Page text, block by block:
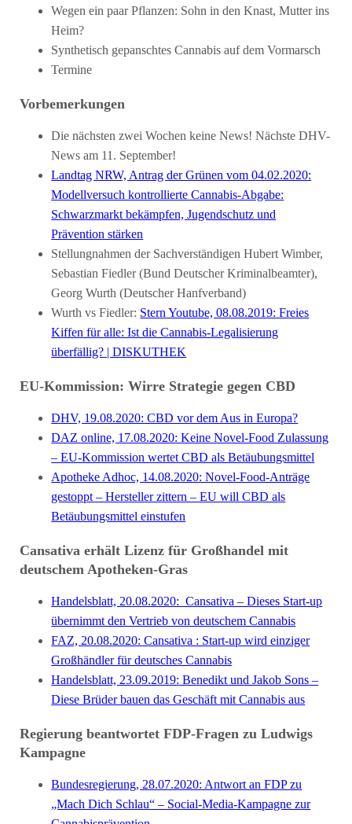
Wegen ein paar Pflanzen: Sohn in den Knast, Mutter ins
Heim?
Synthetisch gepanschtes Cannabis auf dem Vormarsch
Termine
Vorbemerkungen
Die nächsten zwei Wochen keine News! Nächste DHV-
News am 11. September!
Landtag NRW, Antrag der Grünen vom 04.02.2020:
Modellversuch kontrollierte Cannabis-Abgabe:
Schwarzmarkt bekämpfen, Jugendschutz und
Prävention stärken
Stellungnahmen der Sachverständigen Hubert Wimber,
Sebastian Fiedler (Bund Deutscher Kriminalbeamter),
Georg Wurth (Deutscher Hanfverband)
Wurth vs Fiedler: Stern Youtube, 08.08.2019: Freies
Kiffen für alle: Ist die Cannabis-Legalisierung
überfällig? | DISKUTHEK
EU-Kommission: Wirre Strategie gegen CBD
DHV, 19.08.2020: CBD vor dem Aus in Europa?
DAZ online, 17.08.2020: Keine Novel-Food Zulassung
– EU-Kommission wertet CBD als Betäubungsmittel
Apotheke Adhoc, 14.08.2020: Novel-Food-Anträge
gestoppt – Hersteller zittern – EU will CBD als
Betäubungsmittel einstufen
Cansativa erhält Lizenz für Großhandel mit
deutschem Apotheken-Gras
Handelsblatt, 20.08.2020: Cansativa – Dieses Start-up
übernimmt den Vertrieb von deutschem Cannabis
FAZ, 20.08.2020: Cansativa : Start-up wird einziger
Großhändler für deutsches Cannabis
Handelsblatt, 23.09.2019: Benedikt und Jakob Sons –
Diese Brüder bauen das Geschäft mit Cannabis aus
Regierung beantwortet FDP-Fragen zu Ludwigs
Kampagne
Bundesregierung, 28.07.2020: Antwort an FDP zu
„Mach Dich Schlau“ – Social-Media-Kampagne zur